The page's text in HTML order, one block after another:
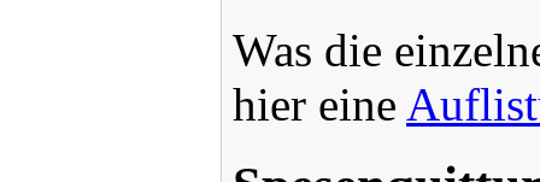
Was die
hier eine